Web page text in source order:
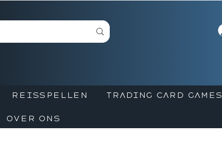
REISSPELLEN TRADING CARD GAMES
OVER ONS